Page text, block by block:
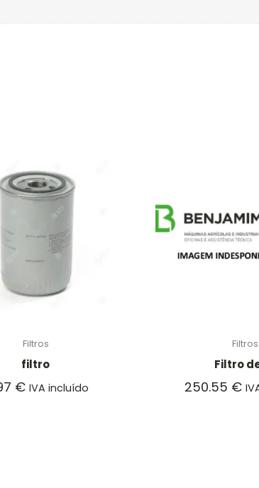
Filtros
filtro
€ IVA incluído
Filtros
Filtro
250.55 €